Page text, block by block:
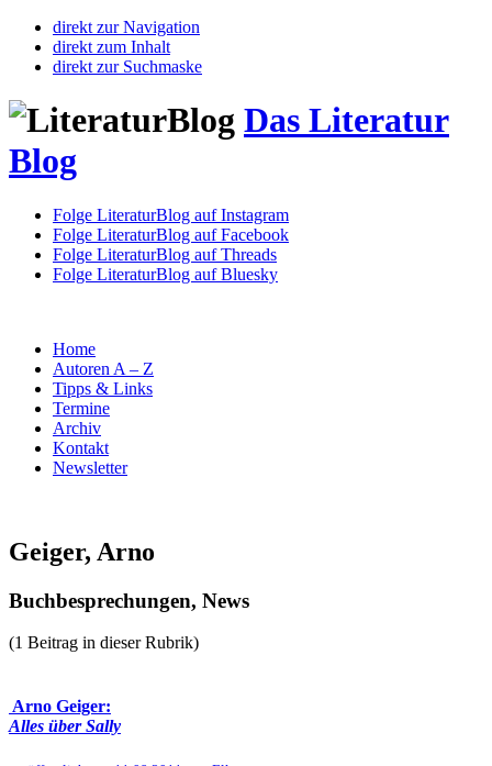
direkt zur Navigation
direkt zum Inhalt
direkt zur Suchmaske
Das Literatur
Blog
Folge LiteraturBlog auf Instagram
Folge LiteraturBlog auf Facebook
Folge LiteraturBlog auf Threads
Folge LiteraturBlog auf Bluesky
Home
Autoren A – Z
Tipps & Links
Termine
Archiv
Kontakt
Newsletter
Geiger, Arno
Buchbesprechungen, News
(1 Beitrag in dieser Rubrik)
Arno Geiger:
Alles über Sally